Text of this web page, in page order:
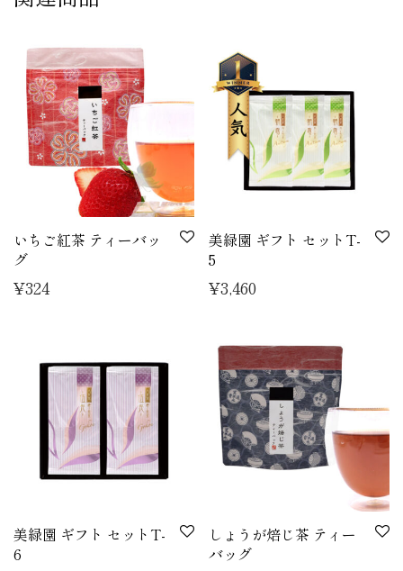
いちご紅茶 ティーバッ
グ
¥324
美緑園 ギフト セットT-
5
¥3,460
美緑園 ギフト セットT-
6
しょうが焙じ茶 ティー
バッグ